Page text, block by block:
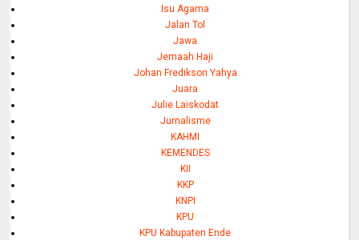
Isu Agama
Jalan Tol
Jawa
Jemaah Haji
Johan Fredikson Yahya
Juara
Julie Laiskodat
Jurnalisme
KAHMI
KEMENDES
KII
KKP
KNPI
KPU
KPU Kabupaten Ende